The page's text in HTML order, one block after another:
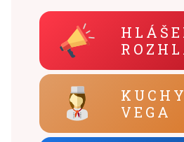
VEGA